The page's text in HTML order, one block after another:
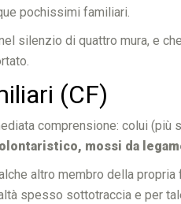
pochissimi familiari.
silenzio di quattro mura, e
(CF)
comprensione: colui
mossi da
altro membro della
spesso sottotraccia e per